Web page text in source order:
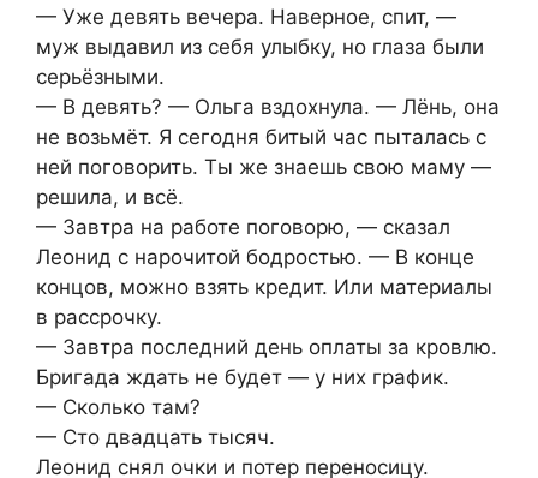
— Уже девять вечера. Наверное, спит, —
муж выдавил из себя улыбку, но глаза были
серьёзными.
— В девять? — Ольга вздохнула. — Лёнь, она
не возьмёт. Я сегодня битый час пыталась с
ней поговорить. Ты же знаешь свою маму —
решила, и всё.
— Завтра на работе поговорю, — сказал
Леонид с нарочитой бодростью. — В конце
концов, можно взять кредит. Или материалы
в рассрочку.
— Завтра последний день оплаты за кровлю.
Бригада ждать не будет — у них график.
— Сколько там?
— Сто двадцать тысяч.
Леонид снял очки и потер переносицу.